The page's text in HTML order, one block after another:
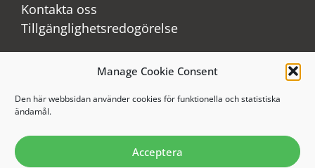
Manage Cookie Consent
Den här webbsidan använder cookies för funktionella och statistiska
ändamål.
Acceptera
Kontakta oss
Tillgänglighetsredogörelse
Youtube
Instagram